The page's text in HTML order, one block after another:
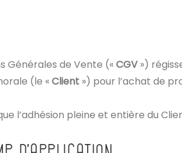
Générales de Vente («CGV »)
(le «Client ») pour l’achat de
l’adhésion pleine et entière du